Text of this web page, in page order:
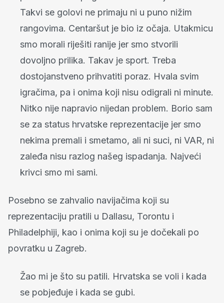
Takvi se golovi ne primaju ni u puno nižim
rangovima. Centaršut je bio iz očaja. Utakmicu
smo morali riješiti ranije jer smo stvorili
dovoljno prilika. Takav je sport. Treba
dostojanstveno prihvatiti poraz. Hvala svim
igračima, pa i onima koji nisu odigrali ni minute.
Nitko nije napravio nijedan problem. Borio sam
se za status hrvatske reprezentacije jer smo
nekima premali i smetamo, ali ni suci, ni VAR, ni
zaleđa nisu razlog našeg ispadanja. Najveći
krivci smo mi sami.
Posebno se zahvalio navijačima koji su
reprezentaciju pratili u Dallasu, Torontu i
Philadelphiji, kao i onima koji su je dočekali po
povratku u Zagreb.
Žao mi je što su patili. Hrvatska se voli i kada
se pobjeđuje i kada se gubi.